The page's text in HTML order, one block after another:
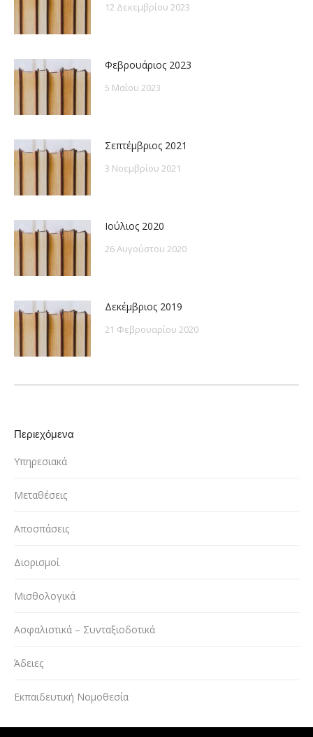
12 Δεκεμβρίου 2023
Φεβρουάριος 2023
5 Μαΐου 2023
Σεπτέμβριος 2021
3 Νοεμβρίου 2021
Ιούλιος 2020
26 Αυγούστου 2020
Δεκέμβριος 2019
21 Φεβρουαρίου 2020
Περιεχόμενα
Υπηρεσιακά
Μεταθέσεις
Αποσπάσεις
Διορισμοί
Μισθολογικά
Ασφαλιστικά – Συνταξιοδοτικά
Άδειες
Εκπαιδευτική Νομοθεσία